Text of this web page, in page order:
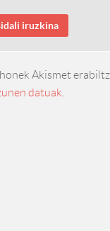
Akismet
datuak.